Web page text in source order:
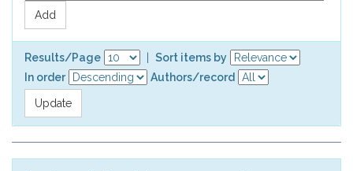
Results/Page
Sort items by
In order
Authors/record